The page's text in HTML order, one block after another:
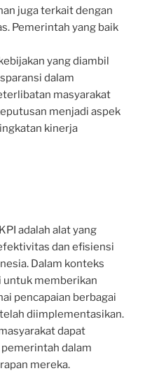
juga terkait dengan
Pemerintah yang baik
yang diambil
dalam
masyarakat
menjadi aspek
kinerja
adalah alat yang
dan efisiensi
Dalam konteks
untuk memberikan
pencapaian berbagai
diimplementasikan.
dapat
dalam
mereka.